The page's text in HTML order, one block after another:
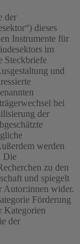
der
dieses
Instrumente für
im
Steckbriefe
und
bei
der
werden
Die
zu den
und spiegelt
Autor:innen wider.
Förderung
Kategorien
der